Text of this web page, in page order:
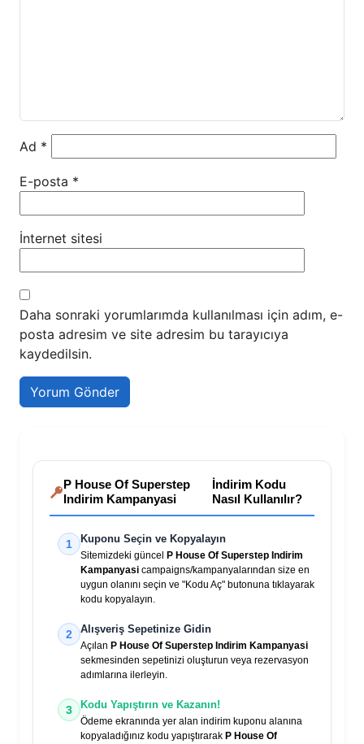
Ad *
E-posta *
İnternet sitesi
Daha sonraki yorumlarımda kullanılması için adım, e-
posta adresim ve site adresim bu tarayıcıya
kaydedilsin.
P House Of Superstep
Indirim Kampanyasi
İndirim Kodu
Nasıl Kullanılır?
1 Kuponu Seçin ve Kopyalayın
Sitemizdeki güncel
P House Of Superstep Indirim
Kampanyasi campaigns/kampanyalarından size en
uygun olanını seçin ve "Kodu Aç" butonuna tıklayarak
kodu kopyalayın.
2 Alışveriş Sepetinize Gidin
Açılan P House Of Superstep Indirim Kampanyasi
sekmesinden sepetinizi oluşturun veya rezervasyon
adımlarına ilerleyin.
3 Kodu Yapıştırın ve Kazanın!
Ödeme ekranında yer alan indirim kuponu alanına
kopyaladığınız kodu yapıştırarak P House Of